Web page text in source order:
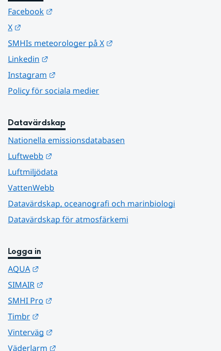
Facebook
X
SMHIs meteorologer på X
Linkedin
Instagram
Policy för sociala medier
Datavärdskap
Nationella emissionsdatabasen
Luftwebb
Luftmiljödata
VattenWebb
Datavärdskap, oceanografi och marinbiologi
Datavärdskap för atmosfärkemi
Logga in
AQUA
SIMAIR
SMHI Pro
Timbr
Vinterväg
Väderlarm